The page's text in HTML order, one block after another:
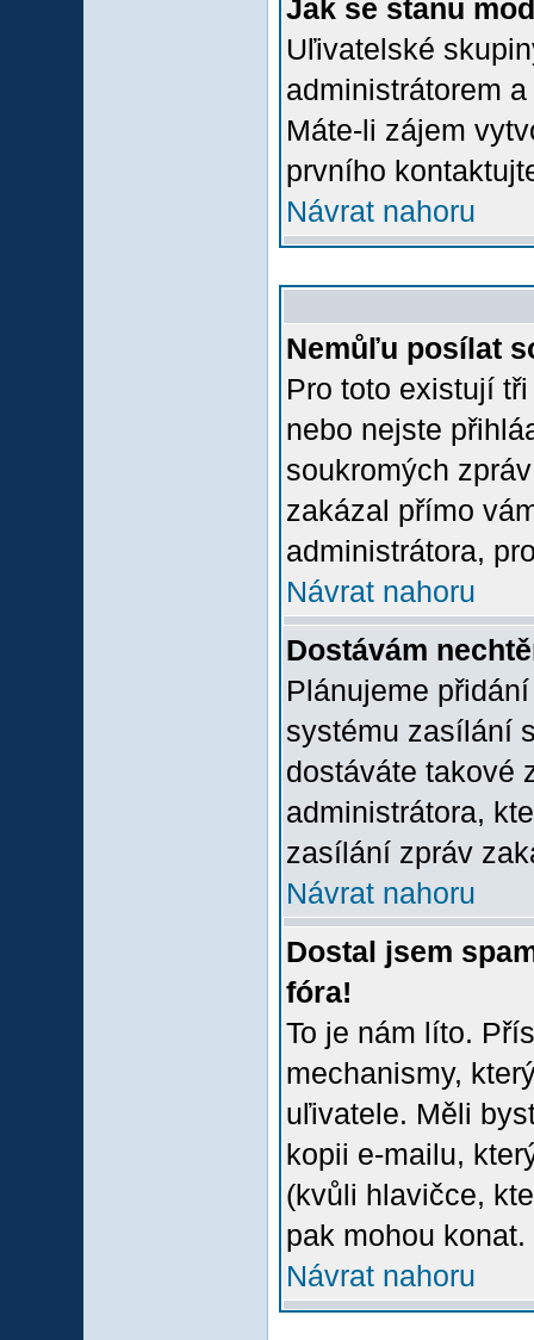
Jak se stanu
Uľivatelské
administrátorem
Máte-li zájem
prvního
Návrat nahoru
Nemůľu posílat
Pro toto existují
nebo nejste
soukromých
zakázal přímo
administrátora,
Návrat nahoru
Dostávám
Plánujeme
systému zasílání
dostáváte takové
administrátora,
zasílání zpráv
Návrat nahoru
Dostal jsem
fóra!
To je nám líto.
mechanismy,
uľivatele. Měli
kopii e-mailu,
(kvůli hlavičce,
pak mohou konat.
Návrat nahoru